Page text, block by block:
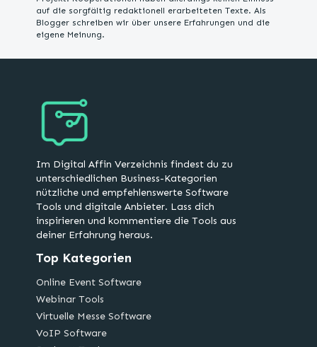
auf die sorgfältig redaktionell erarbeiteten Texte. Als
Blogger schreiben wir über unsere Erfahrungen und die
eigene Meinung.
Im Digital Affin Verzeichnis findest du zu
unterschiedlichen Business-Kategorien
nützliche und empfehlenswerte Software
Tools und digitale Anbieter. Lass dich
inspirieren und kommentiere die Tools aus
deiner Erfahrung heraus.
Top Kategorien
Online Event Software
Webinar Tools
Virtuelle Messe Software
VoIP Software